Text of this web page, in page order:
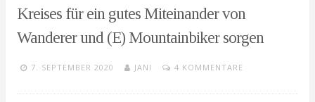
Kreises für ein gutes Miteinander von
Wanderer und (E) Mountainbiker sorgen
7. SEPTEMBER 2020 JANI 4 KOMMENTARE